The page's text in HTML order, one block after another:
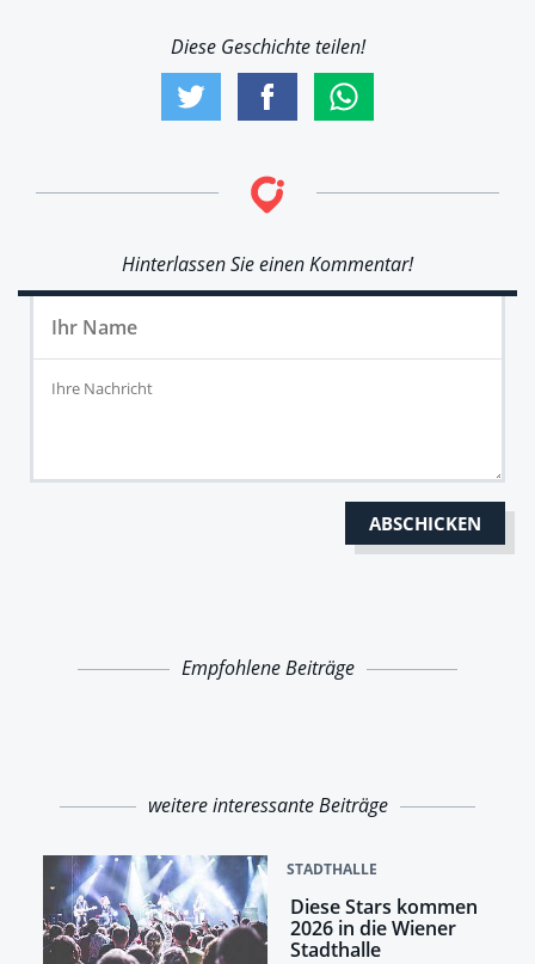
Diese Geschichte teilen!
Hinterlassen Sie einen Kommentar!
Empfohlene Beiträge
weitere interessante Beiträge
STADTHALLE
Diese Stars kommen
2026 in die Wiener
Stadthalle